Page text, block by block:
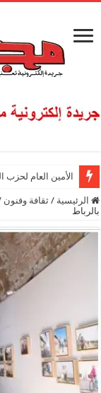
الأمين العام
الرئيسية / ثقافة وفنون
بالرباط